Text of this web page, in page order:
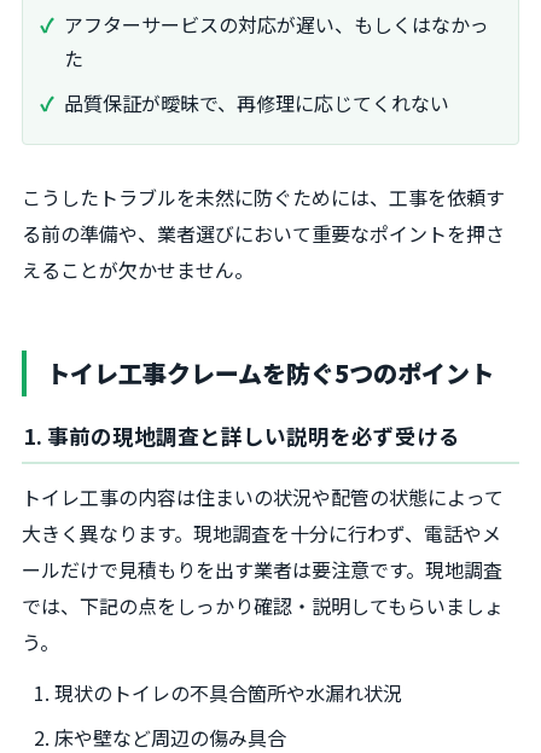
アフターサービスの対応が遅い、もしくはなかっ
た
品質保証が曖昧で、再修理に応じてくれない
こうしたトラブルを未然に防ぐためには、工事を依頼す
る前の準備や、業者選びにおいて重要なポイントを押さ
えることが欠かせません。
トイレ工事クレームを防ぐ5つのポイント
1. 事前の現地調査と詳しい説明を必ず受ける
トイレ工事の内容は住まいの状況や配管の状態によって
大きく異なります。現地調査を十分に行わず、電話やメ
ールだけで見積もりを出す業者は要注意です。現地調査
では、下記の点をしっかり確認・説明してもらいましょ
う。
現状のトイレの不具合箇所や水漏れ状況
床や壁など周辺の傷み具合